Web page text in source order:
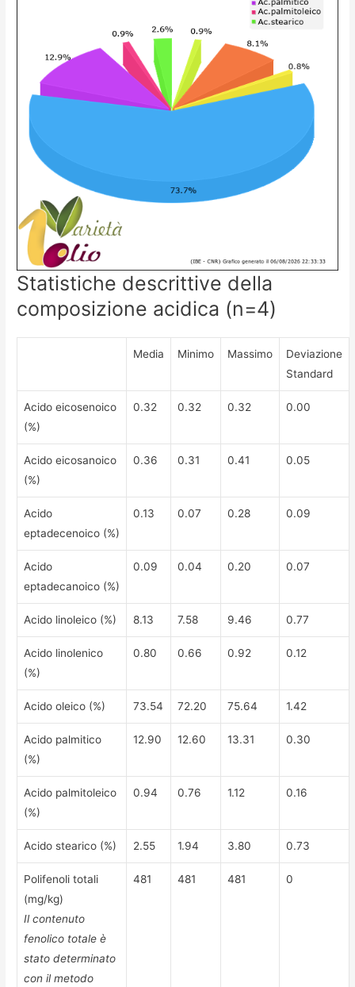
Statistiche descrittive della
composizione acidica (n=4)
Media Minimo Massimo
Deviazione
Standard
Acido eicosenoico
(%)
0.32 0.32 0.32 0.00
Acido eicosanoico
(%)
0.36 0.31 0.41 0.05
Acido
eptadecenoico (%)
0.13 0.07 0.28 0.09
Acido
eptadecanoico (%)
0.09 0.04 0.20 0.07
Acido linoleico (%) 8.13 7.58 9.46 0.77
Acido linolenico
(%)
0.80 0.66 0.92 0.12
Acido oleico (%) 73.54 72.20 75.64 1.42
Acido palmitico
(%)
12.90 12.60 13.31 0.30
Acido palmitoleico
(%)
0.94 0.76 1.12 0.16
Acido stearico (%) 2.55 1.94 3.80 0.73
Polifenoli totali
(mg/kg)
Il contenuto
fenolico totale è
stato determinato
con il metodo
481 481 481 0